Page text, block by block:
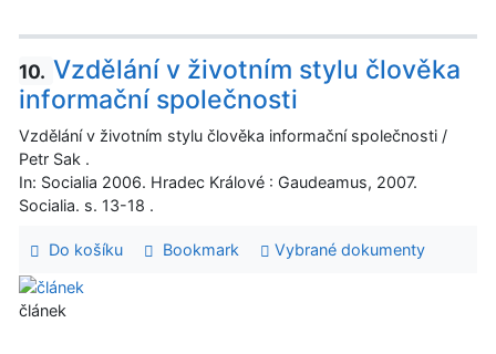
10. Vzdělání v životním stylu člověka
informační společnosti
Vzdělání v životním stylu člověka informační společnosti /
Petr Sak .
In: Socialia 2006. Hradec Králové : Gaudeamus, 2007.
Socialia. s. 13-18 .
Do košíku Bookmark Vybrané dokumenty
článek